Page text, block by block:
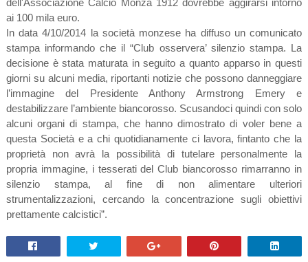
dell'Associazione Calcio Monza 1912 dovrebbe aggirarsi intorno
ai 100 mila euro.
In data 4/10/2014 la società monzese ha diffuso un comunicato
stampa informando che il “Club osservera’ silenzio stampa. La
decisione è stata maturata in seguito a quanto apparso in questi
giorni su alcuni media, riportanti notizie che possono danneggiare
l’immagine del Presidente Anthony Armstrong Emery e
destabilizzare l’ambiente biancorosso. Scusandoci quindi con solo
alcuni organi di stampa, che hanno dimostrato di voler bene a
questa Società e a chi quotidianamente ci lavora, fintanto che la
proprietà non avrà la possibilità di tutelare personalmente la
propria immagine, i tesserati del Club biancorosso rimarranno in
silenzio stampa, al fine di non alimentare ulteriori
strumentalizzazioni, cercando la concentrazione sugli obiettivi
prettamente calcistici”.